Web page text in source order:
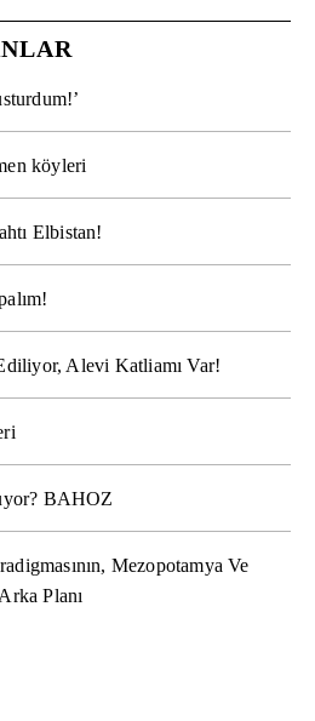
köyleri
Elbistan!
Alevi Katliamı Var!
BAHOZ
Mezopotamya Ve
Planı